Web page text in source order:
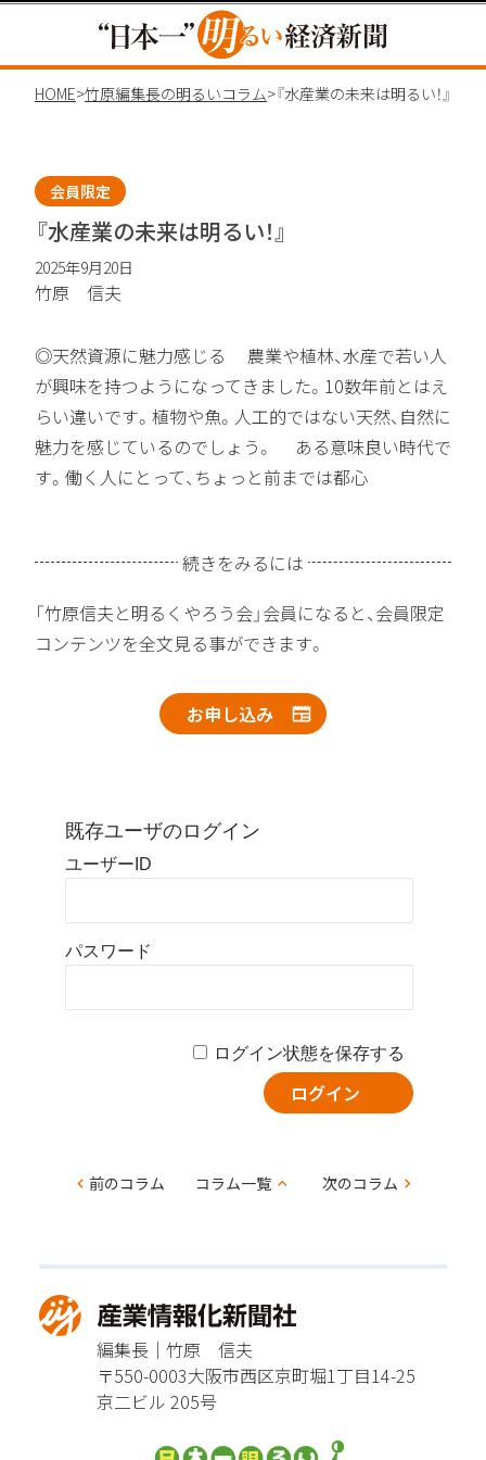
HOME>竹原編集長の明るいコラム>『水産業の未来は明るい！』
会員限定
『水産業の未来は明るい！』
竹原 信夫
2025年9月20日
◎天然資源に魅力感じる 農業や植林、水産で若い人
が興味を持つようになってきました。10数年前とはえ
らい違いです。植物や魚。人工的ではない天然、自然に
魅力を感じているのでしょう。 ある意味良い時代で
す。働く人にとって、ちょっと前までは都心
続きをみるには
「竹原信夫と明るくやろう会」会員になると、会員限定
コンテンツを全文見る事ができます。
お申し込み
既存ユーザのログイン
ユーザーID
パスワード
ログイン状態を保存する
コ
ナ
ビ
ゲー
ショ
前のコラム 次のコラム
コラム一覧
編集長｜竹原 信夫
〒550-0003大阪市西区京町堀1丁目14-25
京二ビル 205号